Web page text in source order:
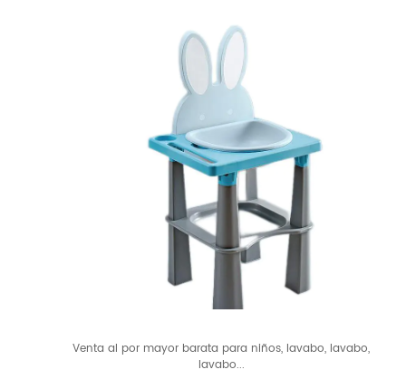
Venta al por mayor barata para niños, lavabo, lavabo,
lavabo...